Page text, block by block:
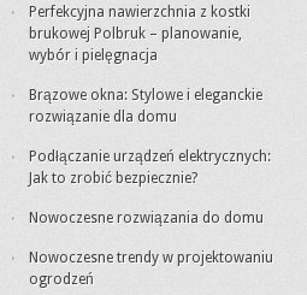
Perfekcyjna nawierzchnia z kostki
brukowej Polbruk – planowanie,
wybór i pielęgnacja
Brązowe okna: Stylowe i eleganckie
rozwiązanie dla domu
Podłączanie urządzeń elektrycznych:
Jak to zrobić bezpiecznie?
Nowoczesne rozwiązania do domu
Nowoczesne trendy w projektowaniu
ogrodzeń